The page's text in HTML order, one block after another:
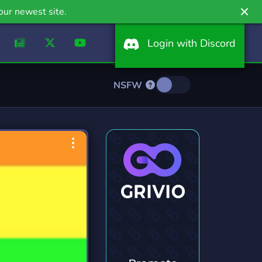
newest site.
Login with Discord
NSFW